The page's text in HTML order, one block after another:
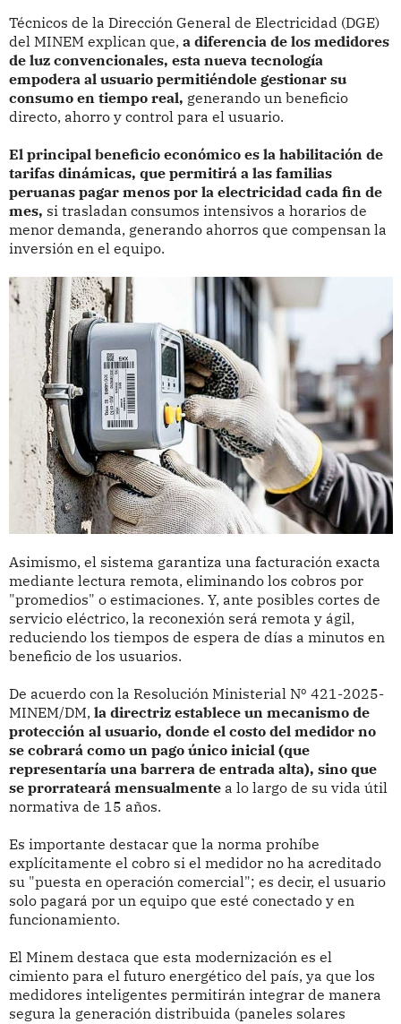
Técnicos de la Dirección General de Electricidad (DGE)
del MINEM explican que, a diferencia de los medidores
de luz convencionales, esta nueva tecnología
empodera al usuario permitiéndole gestionar su
consumo en tiempo real, generando un beneficio
directo, ahorro y control para el usuario.
El principal beneficio económico es la habilitación de
tarifas dinámicas, que permitirá a las familias
peruanas pagar menos por la electricidad cada fin de
mes, si trasladan consumos intensivos a horarios de
menor demanda, generando ahorros que compensan la
inversión en el equipo.
Asimismo, el sistema garantiza una facturación exacta
mediante lectura remota, eliminando los cobros por
"promedios" o estimaciones. Y, ante posibles cortes de
servicio eléctrico, la reconexión será remota y ágil,
reduciendo los tiempos de espera de días a minutos en
beneficio de los usuarios.
De acuerdo con la Resolución Ministerial Nº 421-2025-
MINEM/DM, la directriz establece un mecanismo de
protección al usuario, donde el costo del medidor no
se cobrará como un pago único inicial (que
representaría una barrera de entrada alta), sino que
se prorrateará mensualmente a lo largo de su vida útil
normativa de 15 años.
Es importante destacar que la norma prohíbe
explícitamente el cobro si el medidor no ha acreditado
su "puesta en operación comercial"; es decir, el usuario
solo pagará por un equipo que esté conectado y en
funcionamiento.
El Minem destaca que esta modernización es el
cimiento para el futuro energético del país, ya que los
medidores inteligentes permitirán integrar de manera
segura la generación distribuida (paneles solares